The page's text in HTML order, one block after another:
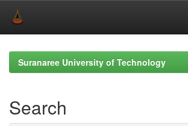
navigationSuranaree University of Technology
Search